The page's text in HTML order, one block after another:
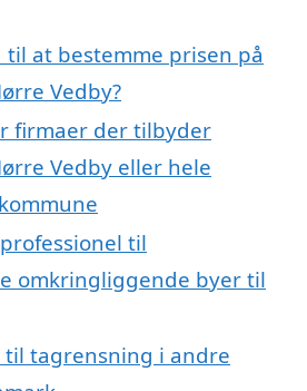
til at bestemme prisen på
Vedby?
firmaer der tilbyder
Vedby eller hele
til
omkringliggende byer til
til tagrensning i andre